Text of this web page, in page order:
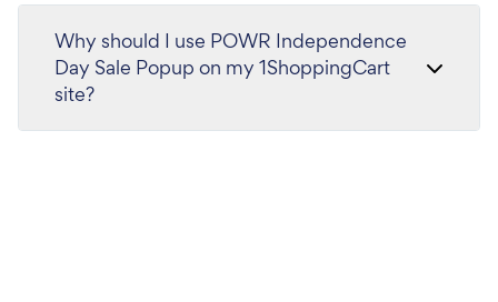
Why should I use POWR Independence
Day Sale Popup on my 1ShoppingCart
site?